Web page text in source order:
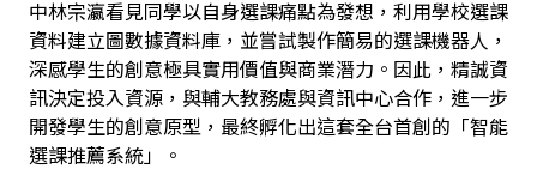
中林宗瀛看見同學以自身選課痛點為發想，利用學校選課
資料建立圖數據資料庫，並嘗試製作簡易的選課機器人，
深感學生的創意極具實用價值與商業潛力。因此，精誠資
訊決定投入資源，與輔大教務處與資訊中心合作，進一步
開發學生的創意原型，最終孵化出這套全台首創的「智能
選課推薦系統」。